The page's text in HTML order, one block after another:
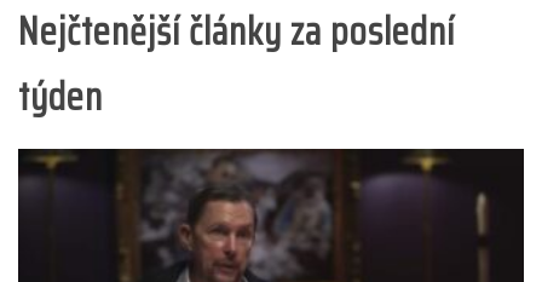
Nejčtenější články za poslední
týden